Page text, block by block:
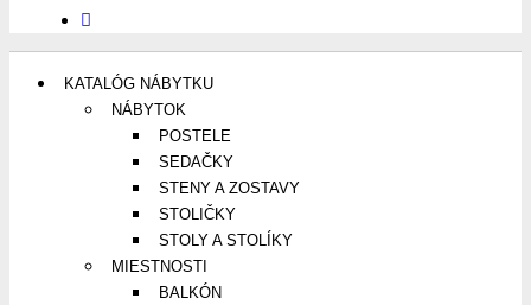
KATALÓG NÁBYTKU
NÁBYTOK
POSTELE
SEDAČKY
STENY A ZOSTAVY
STOLIČKY
STOLY A STOLÍKY
MIESTNOSTI
BALKÓN